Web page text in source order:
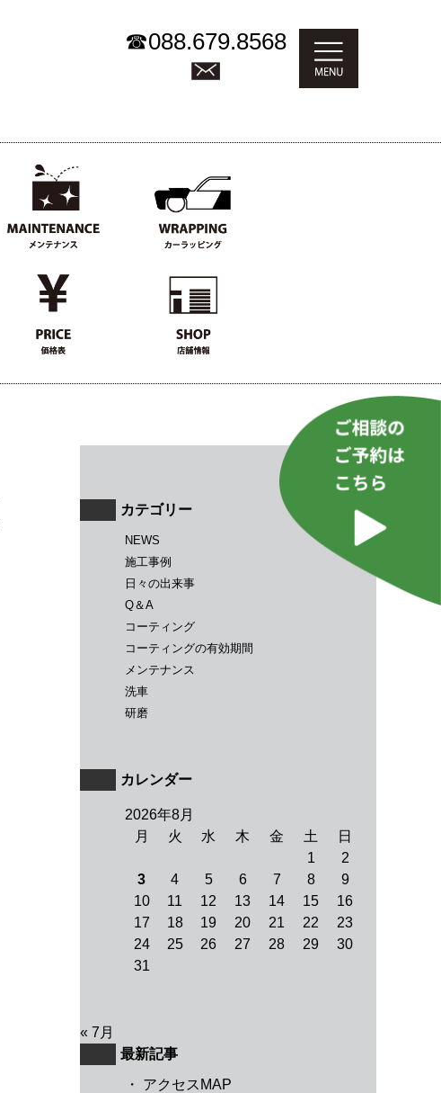
☎088.679.8568
カテゴリー
NEWS
施工事例
日々の出来事
Q＆A
コーティング
コーティングの有効期間
メンテナンス
洗車
研磨
カレンダー
2026年8月
月
火 水 木 金 土
日
1
2
3
4 5 6 7 8
9
10
11 12 13 14 15
16
17
18 19 20 21 22
23
24
25 26 27 28 29
30
31
« 7月
最新記事
・
アクセスMAP